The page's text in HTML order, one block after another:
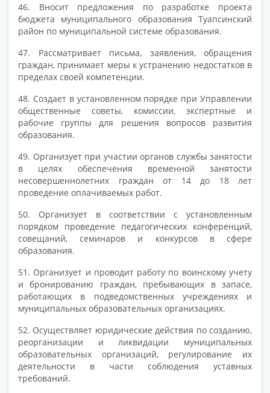
46. Вносит предложения по разработке проекта
бюджета муниципального образования Туапсинский
район по муниципальной системе образования.
47. Рассматривает письма, заявления, обращения
граждан, принимает меры к устранению недостатков в
пределах своей компетенции.
48. Создает в установленном порядке при Управлении
общественные советы, комиссии, экспертные и
рабочие группы для решения вопросов развития
образования.
49. Организует при участии органов службы занятости
в целях обеспечения временной занятости
несовершеннолетних граждан от 14 до 18 лет
проведение оплачиваемых работ.
50. Организует в соответствии с установленным
порядком проведение педагогических конференций,
совещаний, семинаров и конкурсов в сфере
образования.
51. Организует и проводит работу по воинскому учету
и бронированию граждан, пребывающих в запасе,
работающих в подведомственных учреждениях и
муниципальных образовательных организациях.
52. Осуществляет юридические действия по созданию,
реорганизации и ликвидации муниципальных
образовательных организаций, регулирование их
деятельности в части соблюдения уставных
требований.